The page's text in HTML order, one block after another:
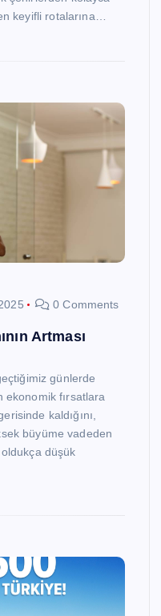
keyifli rotalarına…
0 Comments
Artması
günlerde
ekonomik fırsatlara
kaldığını,
büyüme vadeden
düşük